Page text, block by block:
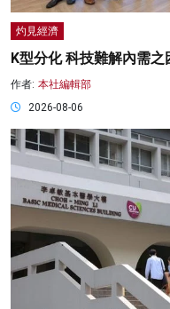
灼見經濟
K型分化 科技難解內需
作者: 本社編輯部
2026-08-06